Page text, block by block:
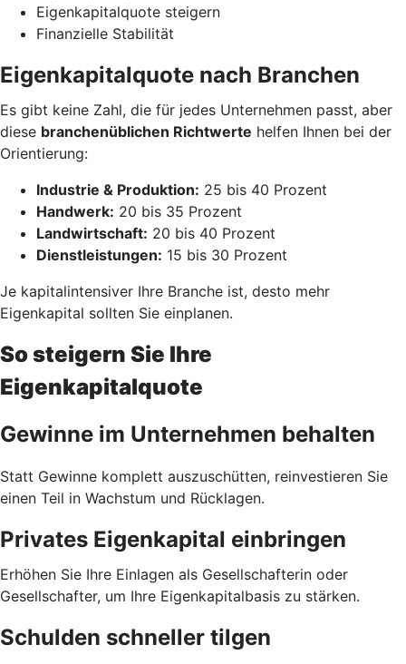
Eigenkapitalquote steigern
Finanzielle Stabilität
Eigenkapitalquote nach Branchen
Es gibt keine Zahl, die für jedes Unternehmen passt, aber
diese branchenüblichen Richtwerte helfen Ihnen bei der
Orientierung:
Industrie & Produktion: 25 bis 40 Prozent
Handwerk: 20 bis 35 Prozent
Landwirtschaft: 20 bis 40 Prozent
Dienstleistungen: 15 bis 30 Prozent
Je kapitalintensiver Ihre Branche ist, desto mehr
Eigenkapital sollten Sie einplanen.
So steigern Sie Ihre
Eigenkapitalquote
Gewinne im Unternehmen behalten
Statt Gewinne komplett auszuschütten, reinvestieren Sie
einen Teil in Wachstum und Rücklagen.
Privates Eigenkapital einbringen
Erhöhen Sie Ihre Einlagen als Gesellschafterin oder
Gesellschafter, um Ihre Eigenkapitalbasis zu stärken.
Schulden schneller tilgen